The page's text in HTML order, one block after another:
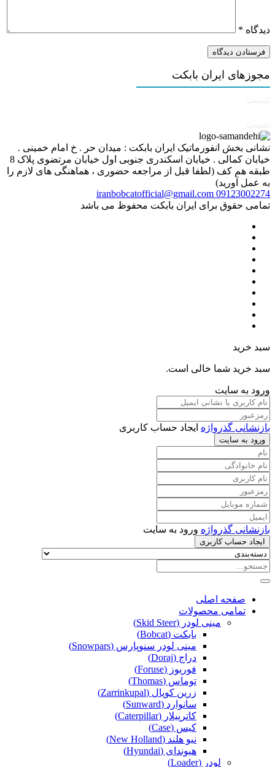
دیدگاه *
مجوزهای ایران بابکت
نشانی بخش انفورماتیک ایران بابکت : میدان حر . خ امام خمینی .
خیابان کمالی . خیابان اسکندری جنوبی اول خیابان مرتضوی پلاک 8
طبقه هم کف (لطفا قبل از مراجعه حضوری ، هماهنگی های لازم را
به عمل آورید)
09123002274
iranbobcatofficial@gmail.com
تمامی حقوق برای ایران بابکت محفوظ می باشد
سبد خرید
سبد خرید شما خالی است.
ورود به سایت
بازنشانی گذرواژه ایجاد حساب کاربری
ورود به سایت
بازنشانی گذرواژه ورود به سایت
ایجاد حساب کاربری
صفحه اصلی
تمامی محصولات
مینی لودر (Skid Steer)
بابکت (Bobcat)
مینی لودر سنوپارس (Snowpars)
دراج (Doraj)
فوریوز (Foruse)
توماس (Thomas)
زرین کوپال (Zarrinkupal)
سانوارد (Sunward)
کاترپیلار (Caterpillar)
کیس (Case)
نیو هلند (New Holland)
هیوندای (Hyundai)
لودر (Loader)